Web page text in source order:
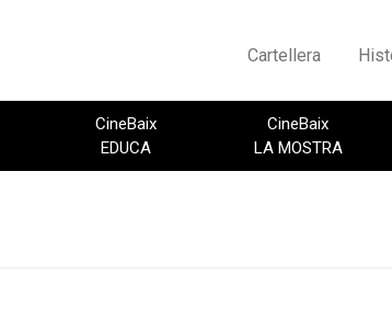
Cartellera
CineBaix
EDUCA
CineBaix
LA MOSTRA